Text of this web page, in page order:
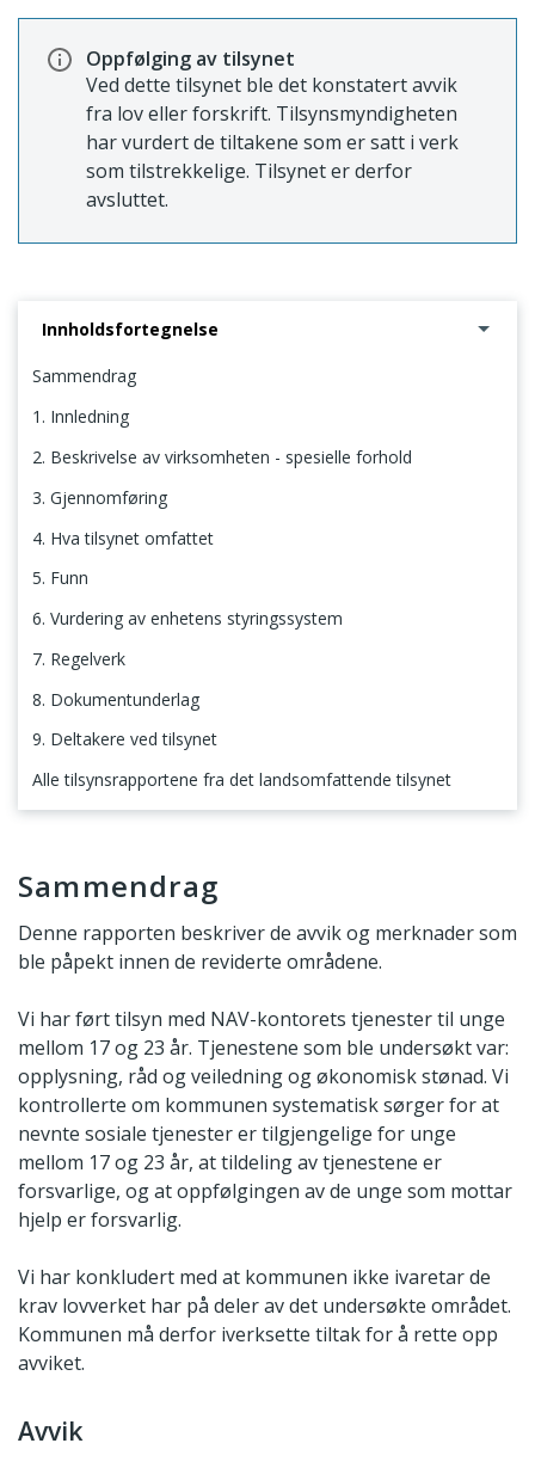
Oppfølging av tilsynet
Ved dette tilsynet ble det konstatert avvik
fra lov eller forskrift. Tilsynsmyndigheten
har vurdert de tiltakene som er satt i verk
som tilstrekkelige. Tilsynet er derfor
avsluttet.
Innholdsfortegnelse
Sammendrag
1. Innledning
2. Beskrivelse av virksomheten - spesielle forhold
3. Gjennomføring
4. Hva tilsynet omfattet
5. Funn
6. Vurdering av enhetens styringssystem
7. Regelverk
8. Dokumentunderlag
9. Deltakere ved tilsynet
Alle tilsynsrapportene fra det landsomfattende tilsynet
Sammendrag
Denne rapporten beskriver de avvik og merknader som
ble påpekt innen de reviderte områdene.
Vi har ført tilsyn med NAV-kontorets tjenester til unge
mellom 17 og 23 år. Tjenestene som ble undersøkt var:
opplysning, råd og veiledning og økonomisk stønad. Vi
kontrollerte om kommunen systematisk sørger for at
nevnte sosiale tjenester er tilgjengelige for unge
mellom 17 og 23 år, at tildeling av tjenestene er
forsvarlige, og at oppfølgingen av de unge som mottar
hjelp er forsvarlig.
Vi har konkludert med at kommunen ikke ivaretar de
krav lovverket har på deler av det undersøkte området.
Kommunen må derfor iverksette tiltak for å rette opp
avviket.
Avvik